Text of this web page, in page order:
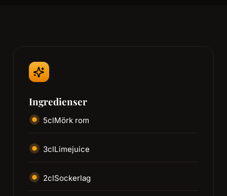
Ingredienser
5clMörk rom
3clLimejuice
2clSockerlag